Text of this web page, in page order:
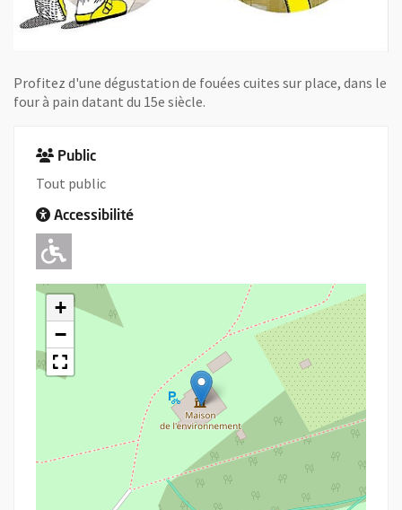
Profitez d'une dégustation de fouées cuites sur place, dans le
four à pain datant du 15e siècle.
Public
Tout public
Accessibilité
Adapté pour l'handicap Moteur
+
−